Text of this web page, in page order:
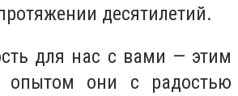
десятилетий.
для нас с вами — этим
опытом они с радостью